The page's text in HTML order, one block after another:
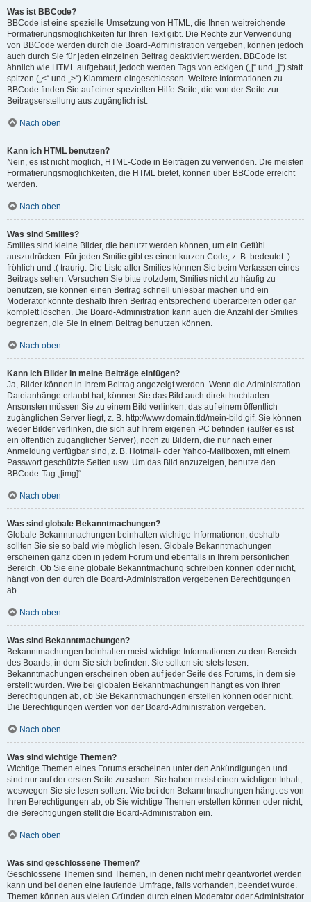
Was ist BBCode?
BBCode ist eine spezielle Umsetzung von HTML, die Ihnen weitreichende
Formatierungsmöglichkeiten für Ihren Text gibt. Die Rechte zur Verwendung
von BBCode werden durch die Board-Administration vergeben, können jedoch
auch durch Sie für jeden einzelnen Beitrag deaktiviert werden. BBCode ist
ähnlich wie HTML aufgebaut, jedoch werden Tags von eckigen („[“ und „]“) statt
spitzen („<“ und „>“) Klammern eingeschlossen. Weitere Informationen zu
BBCode finden Sie auf einer speziellen Hilfe-Seite, die von der Seite zur
Beitragserstellung aus zugänglich ist.
Nach oben
Kann ich HTML benutzen?
Nein, es ist nicht möglich, HTML-Code in Beiträgen zu verwenden. Die meisten
Formatierungsmöglichkeiten, die HTML bietet, können über BBCode erreicht
werden.
Nach oben
Was sind Smilies?
Smilies sind kleine Bilder, die benutzt werden können, um ein Gefühl
auszudrücken. Für jeden Smilie gibt es einen kurzen Code, z. B. bedeutet :)
fröhlich und :( traurig. Die Liste aller Smilies können Sie beim Verfassen eines
Beitrags sehen. Versuchen Sie bitte trotzdem, Smilies nicht zu häufig zu
benutzen, sie können einen Beitrag schnell unlesbar machen und ein
Moderator könnte deshalb Ihren Beitrag entsprechend überarbeiten oder gar
komplett löschen. Die Board-Administration kann auch die Anzahl der Smilies
begrenzen, die Sie in einem Beitrag benutzen können.
Nach oben
Kann ich Bilder in meine Beiträge einfügen?
Ja, Bilder können in Ihrem Beitrag angezeigt werden. Wenn die Administration
Dateianhänge erlaubt hat, können Sie das Bild auch direkt hochladen.
Ansonsten müssen Sie zu einem Bild verlinken, das auf einem öffentlich
zugänglichen Server liegt, z. B. http://www.domain.tld/mein-bild.gif. Sie können
weder Bilder verlinken, die sich auf Ihrem eigenen PC befinden (außer es ist
ein öffentlich zugänglicher Server), noch zu Bildern, die nur nach einer
Anmeldung verfügbar sind, z. B. Hotmail- oder Yahoo-Mailboxen, mit einem
Passwort geschützte Seiten usw. Um das Bild anzuzeigen, benutze den
BBCode-Tag „[img]“.
Nach oben
Was sind globale Bekanntmachungen?
Globale Bekanntmachungen beinhalten wichtige Informationen, deshalb
sollten Sie sie so bald wie möglich lesen. Globale Bekanntmachungen
erscheinen ganz oben in jedem Forum und ebenfalls in Ihrem persönlichen
Bereich. Ob Sie eine globale Bekanntmachung schreiben können oder nicht,
hängt von den durch die Board-Administration vergebenen Berechtigungen
ab.
Nach oben
Was sind Bekanntmachungen?
Bekanntmachungen beinhalten meist wichtige Informationen zu dem Bereich
des Boards, in dem Sie sich befinden. Sie sollten sie stets lesen.
Bekanntmachungen erscheinen oben auf jeder Seite des Forums, in dem sie
erstellt wurden. Wie bei globalen Bekanntmachungen hängt es von Ihren
Berechtigungen ab, ob Sie Bekanntmachungen erstellen können oder nicht.
Die Berechtigungen werden von der Board-Administration vergeben.
Nach oben
Was sind wichtige Themen?
Wichtige Themen eines Forums erscheinen unter den Ankündigungen und
sind nur auf der ersten Seite zu sehen. Sie haben meist einen wichtigen Inhalt,
weswegen Sie sie lesen sollten. Wie bei den Bekanntmachungen hängt es von
Ihren Berechtigungen ab, ob Sie wichtige Themen erstellen können oder nicht;
die Berechtigungen stellt die Board-Administration ein.
Nach oben
Was sind geschlossene Themen?
Geschlossene Themen sind Themen, in denen nicht mehr geantwortet werden
kann und bei denen eine laufende Umfrage, falls vorhanden, beendet wurde.
Themen können aus vielen Gründen durch einen Moderator oder Administrator